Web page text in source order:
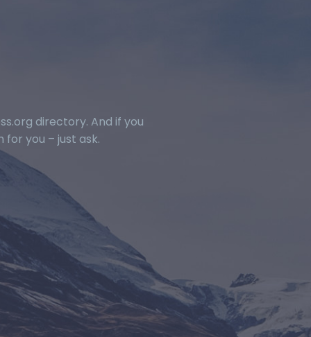
directory. And if you
you – just ask.